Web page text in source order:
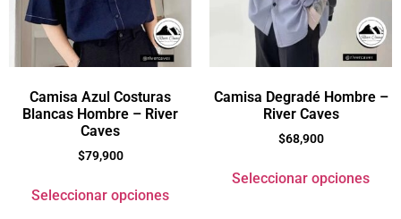
Camisa Azul Costuras
Blancas Hombre – River
Caves
$79,900
Seleccionar opciones
Camisa Degradé Hombre –
River Caves
$68,900
Seleccionar opciones